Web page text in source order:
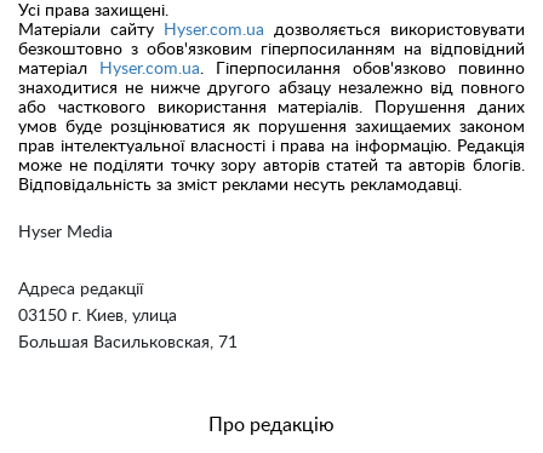
Hyser Media
Адреса редакції
03150 г. Киев, улица
Большая Васильковская, 71
Усі права захищені.
Матеріали сайту
Hyser.com.ua дозволяється використовувати
безкоштовно з обов'язковим гіперпосиланням на відповідний
матеріал
Hyser.com.ua . Гіперпосилання обов'язково повинно
знаходитися не нижче другого абзацу незалежно від повного
або часткового використання матеріалів. Порушення даних
умов буде розцінюватися як порушення захищаемих законом
прав інтелектуальної власності і права на інформацію. Редакція
може не поділяти точку зору авторів статей та авторів блогів.
Відповідальність за зміст реклами несуть рекламодавці.
Про редакцію